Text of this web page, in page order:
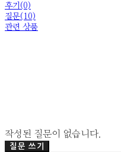
후기(0)
질문(10)
관련 상품
작성된 질문이 없습니다.
질문 쓰기